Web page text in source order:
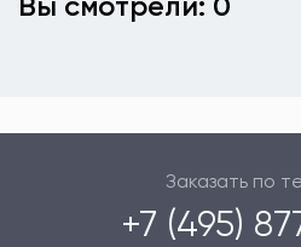
Заказать по
+7 (495)